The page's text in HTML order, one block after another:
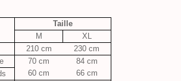
Taille
M
XL
210 cm 230 cm
70 cm
84 cm
60 cm 66 cm